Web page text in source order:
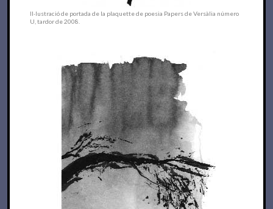
Il·lustració de portada de la plaquette de poesia Papers de Versàlia número
U, tardor de 2008.